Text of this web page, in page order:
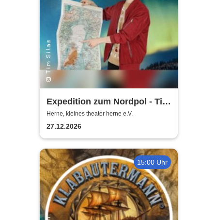
Expedition zum Nordpol - Tim
Silas "Die magische Familien-
Weihnachtsshow"
Herne, kleines theater herne e.V.
27.12.2026
15:00 Uhr